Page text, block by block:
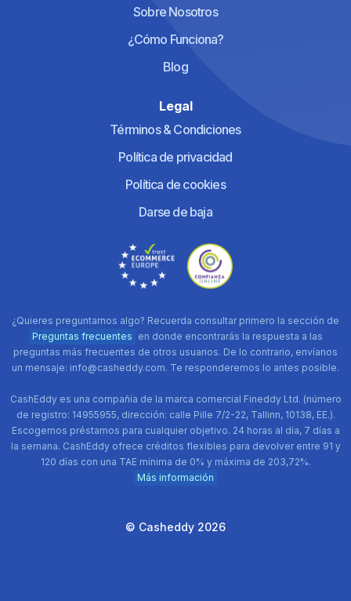
Sobre Nosotros
¿Cómo Funciona?
Blog
Legal
Términos & Condiciones
Política de privacidad
Política de cookies
Darse de baja
¿Quieres preguntarnos algo? Recuerda consultar primero la sección de
Preguntas frecuentes en donde encontrarás la respuesta a las
preguntas más frecuentes de otros usuarios. De lo contrario, envíanos
un mensaje: info@casheddy.com. Te responderemos lo antes posible.
CashEddy es una compañía de la marca comercial Fineddy Ltd. (número
de registro: 14955955, dirección: calle Pille 7/2-22, Tallinn, 10138, EE.).
Escogemos préstamos para cualquier objetivo. 24 horas al día, 7 días a
la semana. CashEddy ofrece créditos flexibles para devolver entre 91 y
120 días con una TAE mínima de 0% y máxima de 203,72%.
Más información
© Casheddy 2026